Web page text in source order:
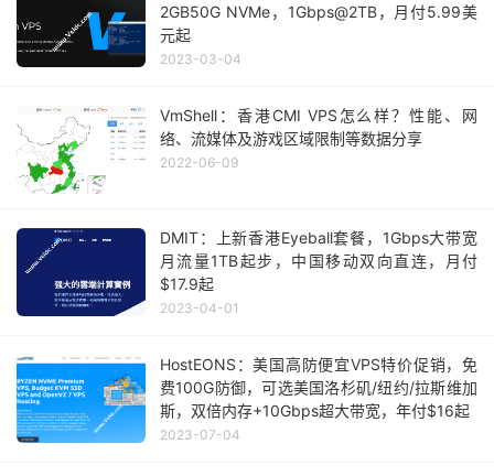
2GB50G NVMe，1Gbps@2TB，月付5.99美
元起
2023-03-04
VmShell：香港CMI VPS怎么样？性能、网
络、流媒体及游戏区域限制等数据分享
2022-06-09
DMIT：上新香港Eyeball套餐，1Gbps大带宽
月流量1TB起步，中国移动双向直连，月付
$17.9起
2023-04-01
HostEONS：美国高防便宜VPS特价促销，免
费100G防御，可选美国洛杉矶/纽约/拉斯维加
斯，双倍内存+10Gbps超大带宽，年付$16起
2023-07-04